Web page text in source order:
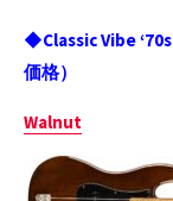
◆Classic Vibe
価格）
Walnut